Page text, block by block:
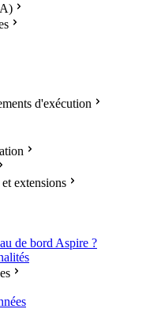
d'exécution
extensions
de bord Aspire ?